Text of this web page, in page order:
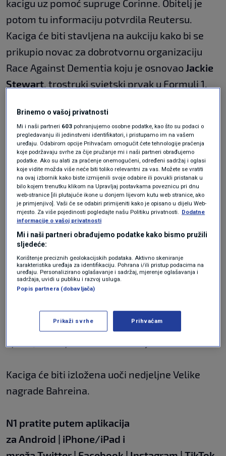
kacigu uz pomoć supruge Corinne. Obitelj je
potom tu informaciju potvrdila Reutersu.
Kaciga će biti stavljena na aukciju kako bi se
prikupio novac za dobrotvornu organizaciju
Race Against Dementia koju je osnovaoJackie
Stewart, trostruki svjetski prvak u Formuli 1,
demencije.
Schumacher je imao nesreću na skijanju u
francuskim Alpama u prosincu 2013. Udario je
glavom o kamen i teško ozlijedio mozak.
Schumacher, sada 56-godišnjak, od tada nije
viđen u javnosti, a samo nekolicini posjetitelja
dopušteno je ući u obiteljsku kuću u blizini
Ženevskog jezera u Švicarskoj gdje prima 24-
satnu medicinsku skrb.
"Divno je što je Michael mogao potpisati kacigu
za ovaj vrijedan cilj - bolest za koju nema
Kaciga će biti izložena uoči nedjeljne Velike
nagrade Bahreina.
N1 pratite putem aplikacija
za Android | iPhone/iPad i
Brinemo o vašoj privatnosti
Mi i naši partneri 603 pohranjujemo osobne podatke, kao što su podaci o
pregledavanju ili jedinstveni identifikatori, i pristupamo im na vašem
uređaju. Odabirom opcije Prihvaćam omogućit ćete tehnologije praćenja
koje podržavaju svrhe za čije pružanje mi i naši partneri obrađujemo
podatke. Ako su alati za praćenje onemogućeni, određeni sadržaj i oglasi
koje vidite možda više neće biti toliko relevantni za vas. Možete se vratiti
na ovaj izbornik kako biste izmijenili svoje odabire ili povukli pristanak u
bilo kojem trenutku klikom na Upravljaj postavkama poveznicu pri dnu
web-stranice [ili plutajuće ikone u donjem lijevom kutu web stranice, ako
je primjenjivo]. Vaši će se odabiri primijeniti kako je opisano u dijelu Web-
mjesto. Za više pojedinosti pogledajte našu Politiku privatnosti. Dodatne
informacije o vašoj privatnosti
Mi i naši partneri obrađujemo podatke kako bismo pružili
sljedeće:
Korištenje preciznih geolokacijskih podataka. Aktivno skeniranje
karakteristika uređaja za identifikaciju. Pohrana i/ili pristup podacima na
uređaju. Personalizirano oglašavanje i sadržaj, mjerenje oglašavanja i
sadržaja, uvidi u publiku i razvoj usluga.
Popis partnera (dobavljača)
Prikaži svrhe Prihvaćam